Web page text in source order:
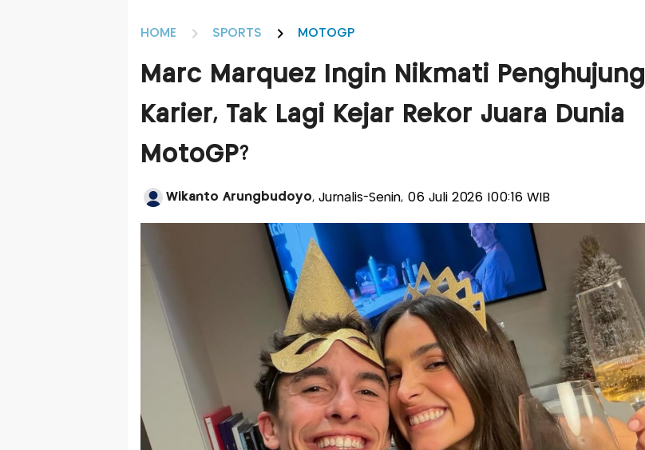
HOME SPORTS MOTOGP
Marc Marquez Ingin Nikmati Penghujung
Karier, Tak Lagi Kejar Rekor Juara Dunia
MotoGP?
Wikanto Arungbudoyo, Jurnalis-Senin, 06 Juli 2026 |00:16 WIB